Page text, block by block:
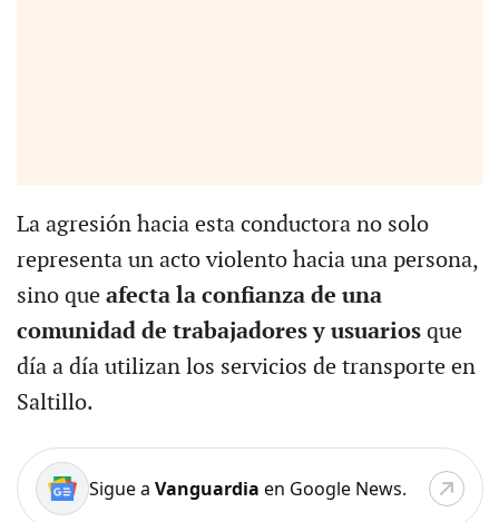
La agresión hacia esta conductora no solo
representa un acto violento hacia una persona,
sino queafecta la confianza de una
comunidad de trabajadores y usuariosque
día a día utilizan los servicios de transporte en
Saltillo.
Sigue a Vanguardia en Google News.